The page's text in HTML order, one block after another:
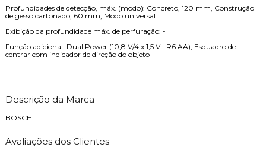
Profundidades de detecção, máx. (modo): Concreto, 120 mm, Construção
de gesso cartonado, 60 mm, Modo universal
Exibição da profundidade máx. de perfuração: -
Função adicional: Dual Power (10,8 V/4 x 1,5 V LR6 AA); Esquadro de
centrar com indicador de direção do objeto
Descrição da Marca
BOSCH
Avaliações dos Clientes